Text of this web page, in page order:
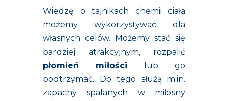
Wiedzę o tajnikach chemii ciała
możemy wykorzystywać dla
własnych celów. Możemy stać się
bardziej atrakcyjnym, rozpalić
płomień miłości lub go
podtrzymać. Do tego służą m.in.
zapachy spalanych w miłosny